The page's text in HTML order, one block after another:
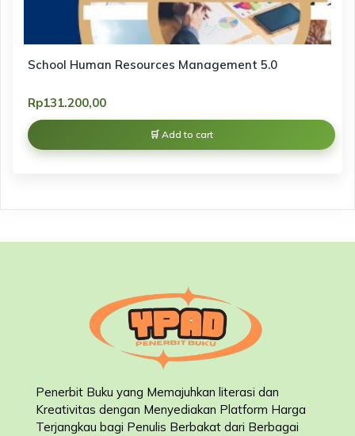
School Human Resources Management 5.0
Rp131.200,00
Add to cart
Penerbit Buku yang Memajuhkan literasi dan
Kreativitas dengan Menyediakan Platform Harga
Terjangkau bagi Penulis Berbakat dari Berbagai